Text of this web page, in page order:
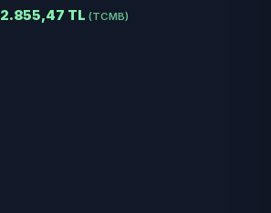
2.855,47 TL (TCMB)